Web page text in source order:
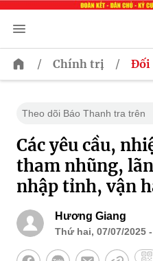
/ Chính trị / Đối
Theo dõi Báo Thanh tra trên
Các yêu cầu,
tham nhũng,
nhập tỉnh, vận
Hương Giang
Thứ hai, 07/07/2025